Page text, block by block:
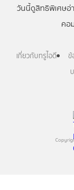
วันนี้ดูสิทธิพิเศษอ่
คอ
เกี่ยวกับทรูไอดี ข้